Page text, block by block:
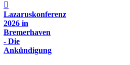
Lazaruskonferenz
2026 in
Bremerhaven
- Die
Ankündigung